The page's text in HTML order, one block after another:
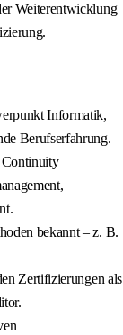
Weiterentwicklung
Informatik,
Berufserfahrung.
Continuity
bekannt – z. B.
Zertifizierungen als